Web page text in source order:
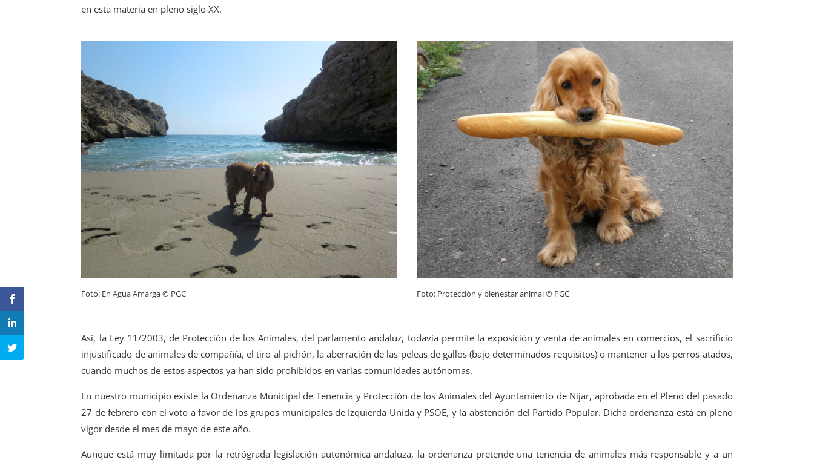
en esta materia en pleno siglo XX.
Foto: En Agua Amarga © PGC Foto: Protección y bienestar animal © PGC
Así, la Ley 11/2003, de Protección de los Animales, del parlamento andaluz, todavía permite la exposición y venta de animales en comercios, el sacrificio
injustificado de animales de compañía, el tiro al pichón, la aberración de las peleas de gallos (bajo determinados requisitos) o mantener a los perros atados,
cuando muchos de estos aspectos ya han sido prohibidos en varias comunidades autónomas.
En nuestro municipio existe la Ordenanza Municipal de Tenencia y Protección de los Animales del Ayuntamiento de Níjar, aprobada en el Pleno del pasado
27 de febrero con el voto a favor de los grupos municipales de Izquierda Unida y PSOE, y la abstención del Partido Popular. Dicha ordenanza está en pleno
vigor desde el mes de mayo de este año.
Aunque está muy limitada por la retrógrada legislación autonómica andaluza, la ordenanza pretende una tenencia de animales más responsable y a un